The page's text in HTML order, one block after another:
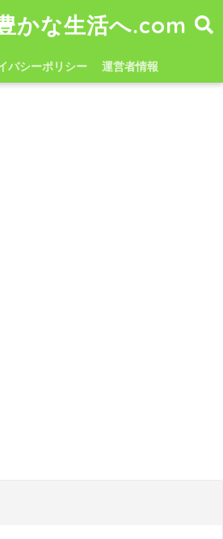
かな生活へ.com
バシーポリシー 運営者情報